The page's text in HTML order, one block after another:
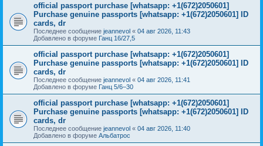
official passport purchase [whatsapp: +1(672)2050601]
Purchase genuine passports [whatsapp: +1(672)2050601] ID
cards, dr
Последнее сообщение jeannevol « 04 авг 2026, 11:43
Добавлено в форуме Ганц 16/27,5
official passport purchase [whatsapp: +1(672)2050601]
Purchase genuine passports [whatsapp: +1(672)2050601] ID
cards, dr
Последнее сообщение jeannevol « 04 авг 2026, 11:41
Добавлено в форуме Ганц 5/6–30
official passport purchase [whatsapp: +1(672)2050601]
Purchase genuine passports [whatsapp: +1(672)2050601] ID
cards, dr
Последнее сообщение jeannevol « 04 авг 2026, 11:40
Добавлено в форуме Альбатрос